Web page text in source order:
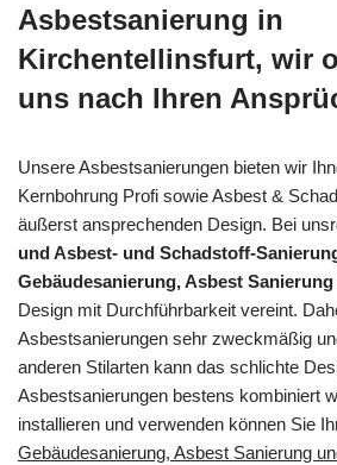
Asbestsanierung in
Kirchentellinsfurt, wir
uns nach Ihren
Unsere Asbestsanierungen bieten wir
Kernbohrung Profi sowie Asbest &
äußerst ansprechenden Design. Bei
und Asbest- und Schadstoff-
Gebäudesanierung, Asbest
Design mit Durchführbarkeit vereint.
Asbestsanierungen sehr zweckmäßig
anderen Stilarten kann das schlichte
Asbestsanierungen bestens kombiniert
installieren und verwenden können Sie
Gebäudesanierung, Asbest Sanierung